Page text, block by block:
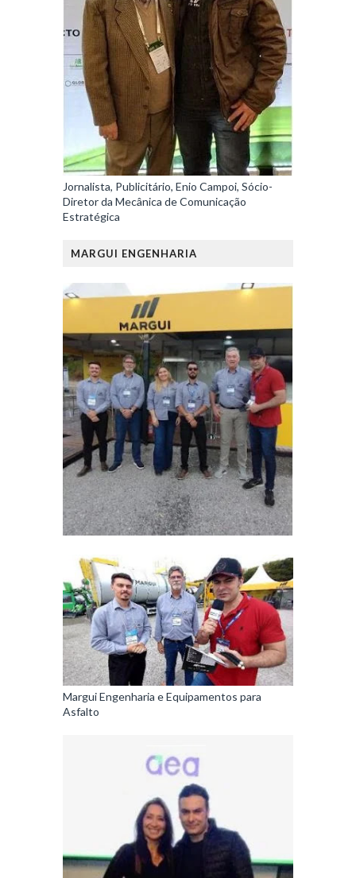
Jornalista, Publicitário, Enio Campoi, Sócio-
Diretor da Mecânica de Comunicação
Estratégica
MARGUI ENGENHARIA
Margui Engenharia e Equipamentos para
Asfalto